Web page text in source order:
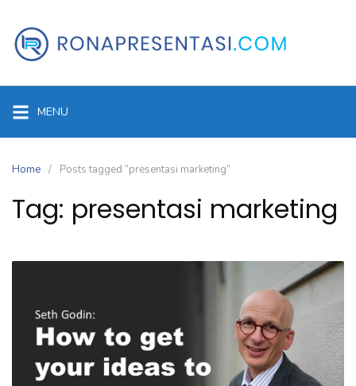
content
MENU
Home Posts tagged “presentasi marketing”
Tag: presentasi marketing